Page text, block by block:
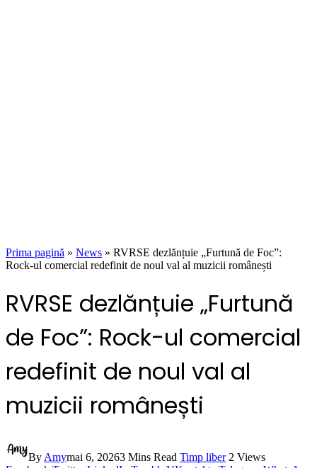
Prima pagină » News » RVRSE dezlănțuie „Furtună de Foc”:
Rock-ul comercial redefinit de noul val al muzicii românești
RVRSE dezlănțuie „Furtună
de Foc”: Rock-ul comercial
redefinit de noul val al
muzicii românești
By Amymai 6, 20263 Mins Read Timp liber 2 Views